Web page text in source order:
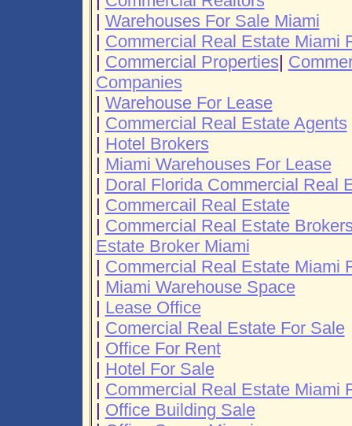
| Warehouses For Sale Miami
| Commercial Real Estate Miami
| Commercial Properties|
Companies
| Warehouse For Lease
| Commercial Real Estate Agents
| Hotel Brokers
| Miami Warehouses For Lease
| Doral Florida Commercial Real
| Commercail Real Estate
| Commercial Real Estate
Estate Broker Miami
| Commercial Real Estate Miami
| Miami Warehouse Space
| Lease Office
| Comercial Real Estate For Sale
| Office For Rent
| Hotel For Sale
| Commercial Real Estate Miami
| Office Building Sale